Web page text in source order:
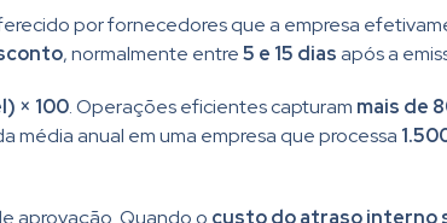
por fornecedores que a empresa
, normalmente entre5 e 15 diasapós a
× 100. Operações eficientes capturam mais de
média anual em uma empresa que processa
aprovação. Quando o custo do atraso interno